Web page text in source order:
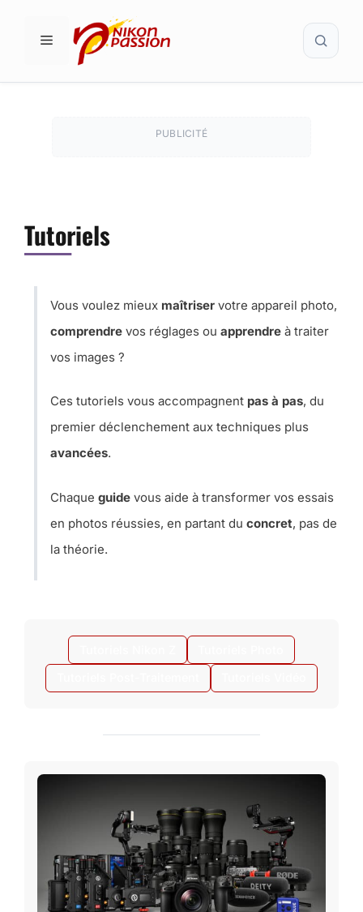
MENU
PUBLICITÉ
Tutoriels
Vous voulez mieux maîtriser votre appareil photo,
comprendre vos réglages ou apprendre à traiter
vos images ?
Ces tutoriels vous accompagnent pas à pas, du
premier déclenchement aux techniques plus
avancées.
Chaque guide vous aide à transformer vos essais
en photos réussies, en partant du concret, pas de
la théorie.